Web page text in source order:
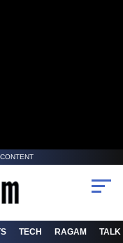
TECH RAGAM TALK